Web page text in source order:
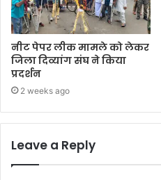
नीट पेपर लीक मामले को लेकर
जिला दिव्यांग संघ ने किया
प्रदर्शन
2 weeks ago
Leave a Reply